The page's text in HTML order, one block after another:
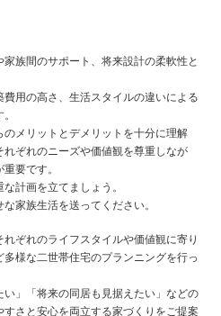
、様々な点で意見の食い違いが生じ
話し合い、お互いの生活スタイルを
要です。
お互いの理解と協力が不可欠です。